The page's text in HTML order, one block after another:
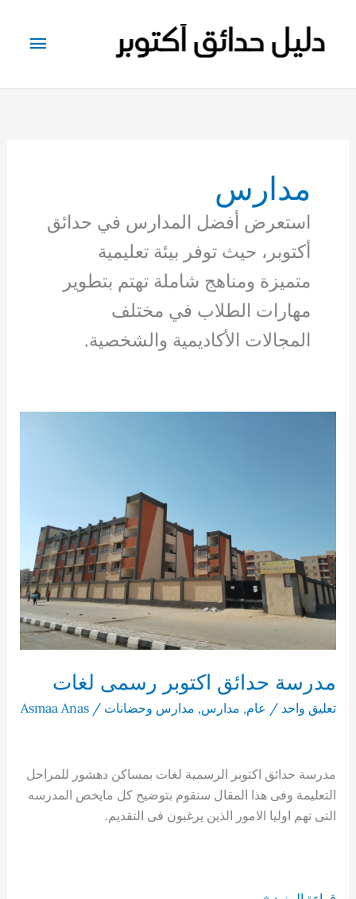
المحتوى
مدارس
استعرض أفضل المدارس في حدائق
أكتوبر، حيث توفر بيئة تعليمية
متميزة ومناهج شاملة تهتم بتطوير
مهارات الطلاب في مختلف
المجالات الأكاديمية والشخصية.
مدرسة حدائق اكتوبر رسمى لغات
تعليق واحد / عام, مدارس, مدارس وحضانات /
Asmaa Anas
مدرسة حدائق اكتوبر الرسمية لغات بمساكن دهشور للمراحل
التعليمة وفى هذا المقال سنقوم بتوضيح كل مايخص المدرسه
التى تهم اوليا الامور الذين يرغبون فى التقديم.